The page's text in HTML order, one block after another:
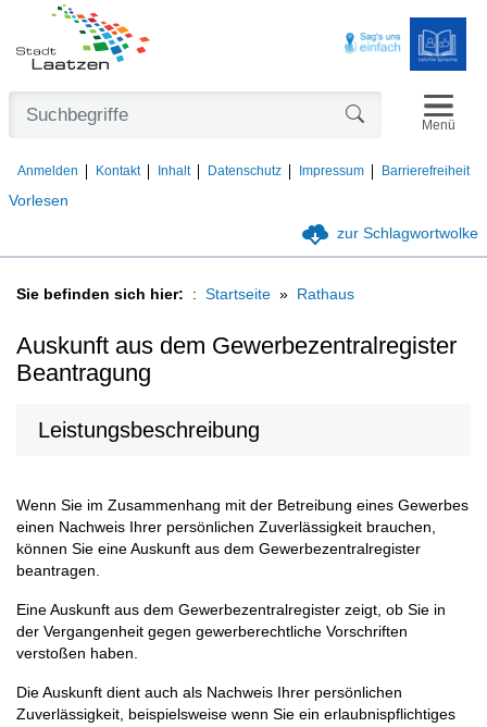
Vorlesen
Anmelden Kontakt Inhalt Datenschutz Impressum Barrierefreiheit
Menü
zur Schlagwortwolke
Sie befinden sich hier: Startseite Rathaus
Auskunft aus dem Gewerbezentralregister
Beantragung
Leistungsbeschreibung
Wenn Sie im Zusammenhang mit der Betreibung eines Gewerbes
einen Nachweis Ihrer persönlichen Zuverlässigkeit brauchen,
können Sie eine Auskunft aus dem Gewerbezentralregister
beantragen.
Eine Auskunft aus dem Gewerbezentralregister zeigt, ob Sie in
der Vergangenheit gegen gewerberechtliche Vorschriften
verstoßen haben.
Die Auskunft dient auch als Nachweis Ihrer persönlichen
Zuverlässigkeit, beispielsweise wenn Sie ein erlaubnispflichtiges